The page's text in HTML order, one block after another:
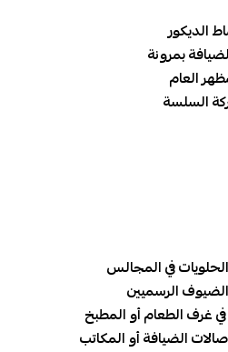
الديكور
بمرونة
العام
السلسة
في المجالس
الضيوف الرسميين
غرف الطعام أو المطبخ
الضيافة أو المكاتب